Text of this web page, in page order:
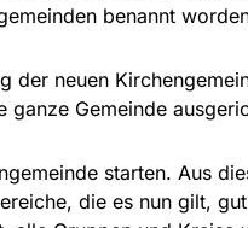
benannt
neuen
Gemeinde
starten. Aus
die es nun gilt,